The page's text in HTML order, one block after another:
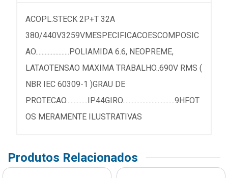
ACOPL.STECK 2P+T 32A
380/440V3259VMESPECIFICACOESCOMPOSIC
AO......................POLIAMIDA 6.6, NEOPREME,
LATAOTENSAO MAXIMA TRABALHO..690V RMS (
NBR IEC 60309-1 )GRAU DE
PROTECAO..............IP44GIRO..................................9HFOT
OS MERAMENTE ILUSTRATIVAS
Produtos Relacionados